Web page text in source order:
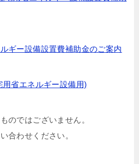
ギー設備設置費補助金のご案内
省エネルギー設備用)
のではございません。
合わせください。